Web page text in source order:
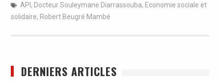
API, Docteur Souleymane Diarrassouba, Economie sociale et
solidaire, Robert Beugré Mambé
DERNIERS ARTICLES